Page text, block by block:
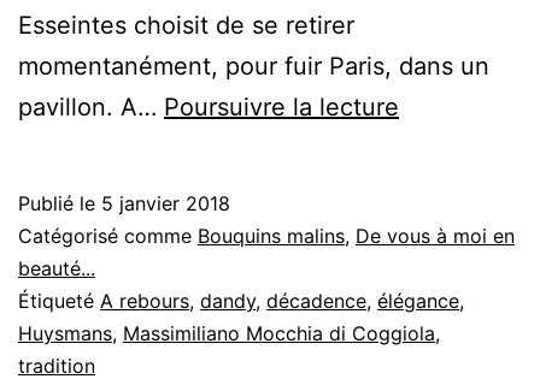
Esseintes choisit de se retirer
momentanément, pour fuir Paris, dans un
pavillon. A… Poursuivre la lecture
Publié le 5 janvier 2018
Catégorisé comme Bouquins malins, De vous à moi en
beauté...
Étiqueté A rebours, dandy, décadence, élégance,
Huysmans, Massimiliano Mocchia di Coggiola,
tradition